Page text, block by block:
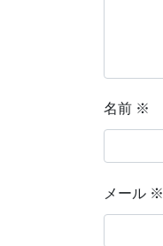
名前 ※
メール ※